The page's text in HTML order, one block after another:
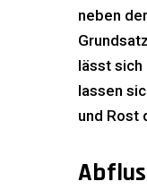
neben
lässt sich
lassen
und Rost